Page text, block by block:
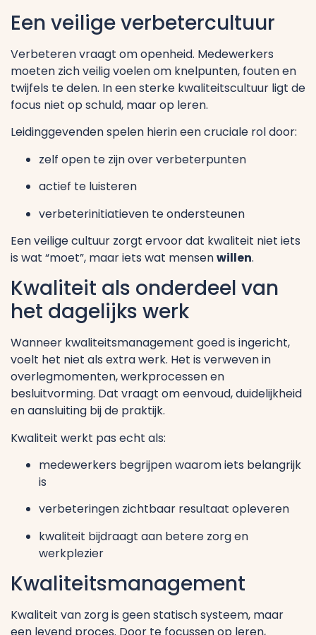
Een veilige verbetercultuur
Verbeteren vraagt om openheid. Medewerkers
moeten zich veilig voelen om knelpunten, fouten en
twijfels te delen. In een sterke kwaliteitscultuur ligt de
focus niet op schuld, maar op leren.
Leidinggevenden spelen hierin een cruciale rol door:
zelf open te zijn over verbeterpunten
actief te luisteren
verbeterinitiatieven te ondersteunen
Een veilige cultuur zorgt ervoor dat kwaliteit niet iets
is wat “moet”, maar iets wat mensenwillen.
Kwaliteit als onderdeel van
het dagelijks werk
Wanneer kwaliteitsmanagement goed is ingericht,
voelt het niet als extra werk. Het is verweven in
overlegmomenten, werkprocessen en
besluitvorming. Dat vraagt om eenvoud, duidelijkheid
en aansluiting bij de praktijk.
Kwaliteit werkt pas echt als:
medewerkers begrijpen waarom iets belangrijk
is
verbeteringen zichtbaar resultaat opleveren
kwaliteit bijdraagt aan betere zorg en
werkplezier
Kwaliteitsmanagement
Kwaliteit van zorg is geen statisch systeem, maar